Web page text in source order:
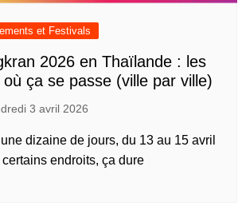
et Festivals
2026 en Thaïlande : les
où ça se passe (ville par ville)
3 avril 2026
dizaine de jours, du 13 au 15 avril
certains endroits, ça dure